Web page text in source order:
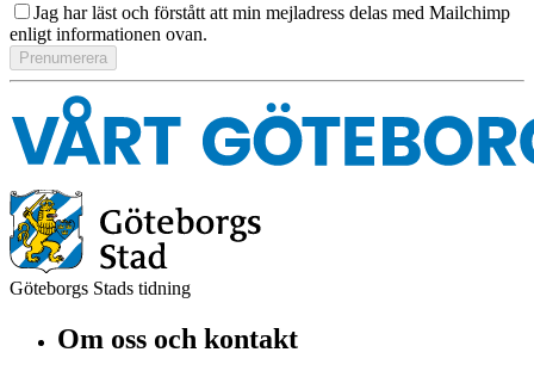
Jag har läst och förstått att min mejladress delas med Mailchimp
enligt informationen ovan.
Göteborgs Stads tidning
Om oss och kontakt